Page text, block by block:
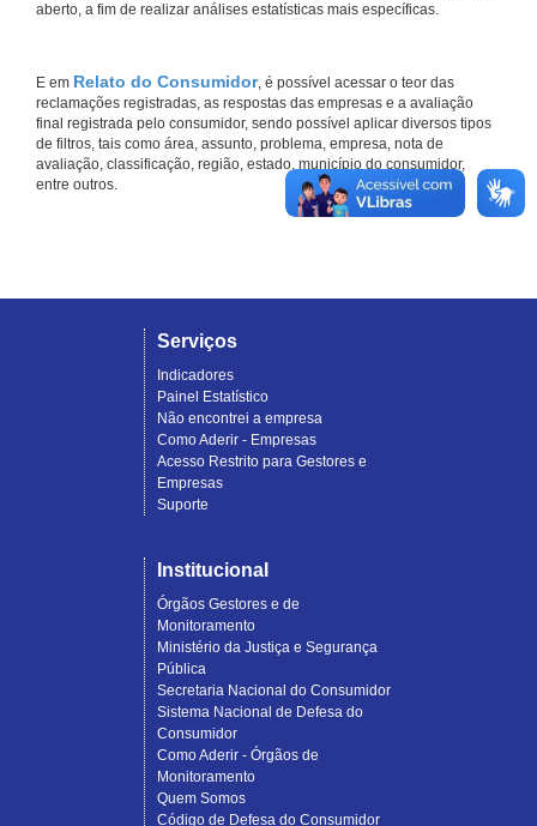
aberto, a fim de realizar análises estatísticas mais específicas.
E em Relato do Consumidor, é possível acessar o teor das
reclamações registradas, as respostas das empresas e a avaliação
final registrada pelo consumidor, sendo possível aplicar diversos tipos
de filtros, tais como área, assunto, problema, empresa, nota de
avaliação, classificação, região, estado, município do consumidor,
entre outros.
Serviços
Indicadores
Painel Estatístico
Não encontrei a empresa
Como Aderir - Empresas
Acesso Restrito para Gestores e
Empresas
Suporte
Institucional
Órgãos Gestores e de
Monitoramento
Ministério da Justiça e Segurança
Pública
Secretaria Nacional do Consumidor
Sistema Nacional de Defesa do
Consumidor
Como Aderir - Órgãos de
Monitoramento
Quem Somos
Código de Defesa do Consumidor